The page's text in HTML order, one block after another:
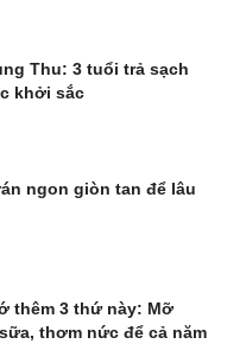
Thu: 3 tuổi trả sạch
khởi sắc
ngon giòn tan để lâu
thêm 3 thứ này: Mỡ
thơm nức để cả năm